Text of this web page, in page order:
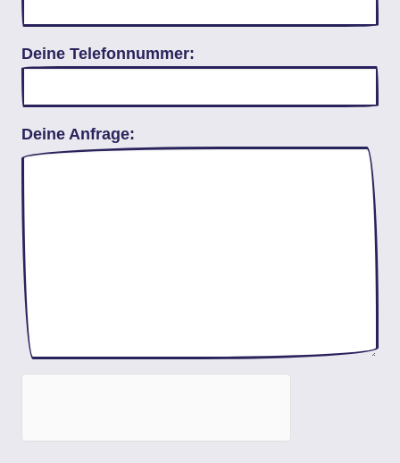
Deine Telefonnummer:
Deine Anfrage: